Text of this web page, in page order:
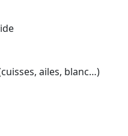
ailes, blanc…)